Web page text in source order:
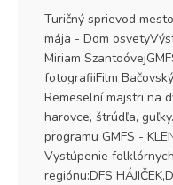
Turičný sprievod
mája - Dom
Miriam
fotografiiFilm
Remeselní majstri na
harovce, štrúdľa,
programu GMFS -
Vystúpenie
regiónu:DFS